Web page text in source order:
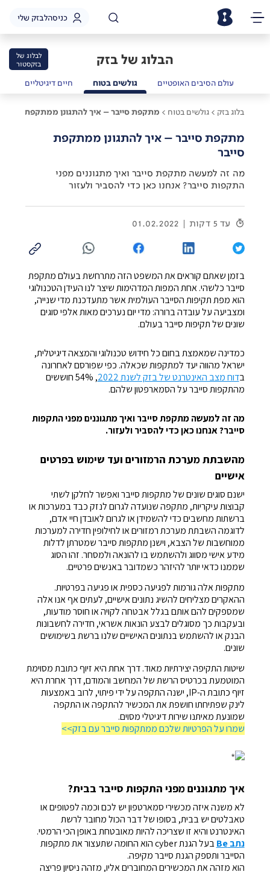
כניסהלבזק שלי
הבלוג של בזק
לבלוג של
בזקסטור
עולם הסיבים האופטיים גולשים בטוח חיים דיגיטליים
בלוג בזק > גולשים בטוח > מתקפת סייבר – איך להתגונן ממתקפת סייבר
מתקפת סייבר – איך להתגונן ממתקפת
סייבר
מה זה למעשה מתקפת סייבר ואיך מתגוננים מפני
התקפות סייבר? אנחנו כאן כדי להסביר ולעזור
עד 5 דקות 01.02.2022
בזמן שאתם קוראים את המשפט הזה מתרחשת בעולם מתקפת
סייבר כלשהי. אחת המפות המדהימות שיצר לנו העידן הטכנולוגי
הוא מפת תקיפות הסייבר העולמית אשר מתעדכנת מדי שנייה,
ומצביעה על עובדה ברורה: מדי יום נערכים מאות אלפי סוגים
שונים של תקיפות סייבר בעולם.
כמדינה שמאמצת בחום כל חידוש טכנולוגי והמצאה דיגיטלית,
ישראל מהווה יעד למתקפות שכאלה. כפי שפורסם לאחרונה
בדוח מצב האינטרנט של בזק לשנת 2022
, 54% חוששים
מהתקפות סייבר על הסמארפטון שלהם.
מה זה למעשה מתקפת סייבר ואיך מתגוננים מפני התקפות
סייבר? אנחנו כאן כדי להסביר ולעזור.
מהשבתת מערכת הרמזורים ועד שימוש בפרטים
אישיים
ישנם סוגים שונים של מתקפות סייבר ואפשר לחלקן לשתי
קבוצות עיקריות, מתקפה שנועדה לגרום לנזק כבד במערכות או
ברשתות מחשבים כדי להשמידן או לגרום לאובדן חיי אדם,
לדוגמה השבתת מערכת רמזורים או לחילופין חדירה למערכות
ממוחשבות של הצבא, וישנן מתקפות סייבר שמטרתן לדלות
מידע אישי מסווג ולהשתמש בו להונאה ולמסחר. זהו הסוג
שממנו כדאי יותר להיזהר כשמדובר באנשים פרטיים.
מתקפות אלה גורמות לפגיעה כספית או פגיעה בפרטיות.
ההאקרים מצליחים להשיג נתונים אישיים, לעתים אף אנו אלה
שמספקים להם אותם בגלל אבטחה לקויה או חוסר מודעות,
ובעקבות כך מסוגלים לבצע הונאות אשראי, חדירה לחשבונות
הבנק או להשתמש בנתונים האישיים שלנו ברשת בשימושים
שונים.
שיטות התקיפה יצירתיות מאוד. דרך אחת היא זיוף כתובת מסוימת
המוטמעת בכרטיס הרשת של המחשב והמודם, דרך אחרת היא
זיוף כתובת ה-IP, ישנה התקפה על ידי פיתוי, לרוב באמצעות
לינק שפתיחתו חושפת את המכשיר להתקפה או התקפה
שמונעת מאיתנו שירות דיגיטלי מסוים.
שמרו על הפרטיות שלכם ממתקפות סייבר עם בזק>>
איך מתגוננים מפני התקפות סייבר בבית?
לא משנה איזה מכשירי סמארטפון יש לכם וכמה לפטופים או
טאבלטים יש בבית, בסופו של דבר הכול מחובר לרשת
האינטרנט והיא זו שצריכה להיות מאובטחת באופן הכי הרמטי.
נתב Be
בעל הגנת cyber הוא החומה שתעצור את מתקפות
הסייבר ותספקהגנת סייברמקיפה.
הוא מזהה את המכשירים המחוברים אליו, מזהה ניסיון פריצה